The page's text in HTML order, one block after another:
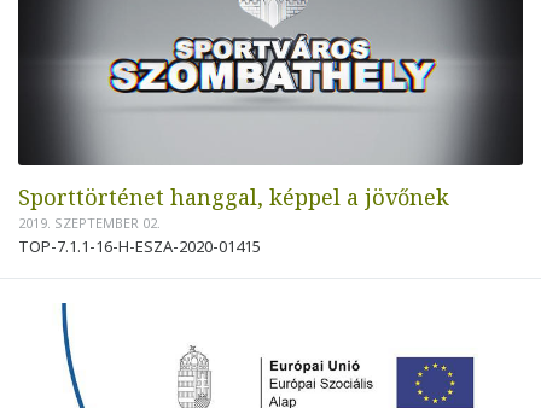
Sporttörténet hanggal, képpel a jövőnek
2019. SZEPTEMBER 02.
TOP-7.1.1-16-H-ESZA-2020-01415